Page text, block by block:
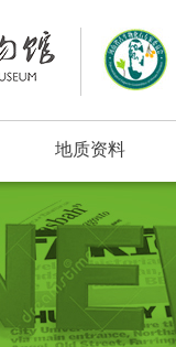
地质资料